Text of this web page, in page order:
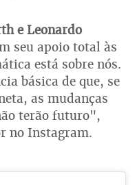
e Leonardo
seu apoio total às
está sobre nós.
básica de que, se
as mudanças
terão futuro",
no Instagram.